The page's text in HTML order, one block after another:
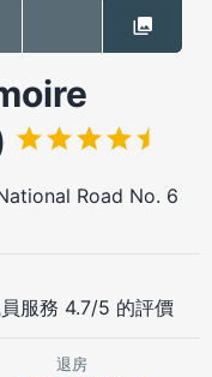
Road No. 6
服務 4.7/5 的評價
退房